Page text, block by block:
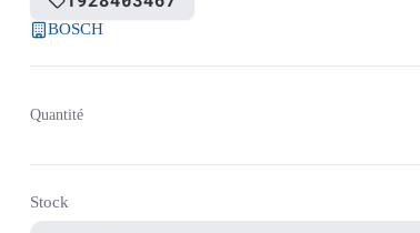
BOSCH
Quantité
Stock